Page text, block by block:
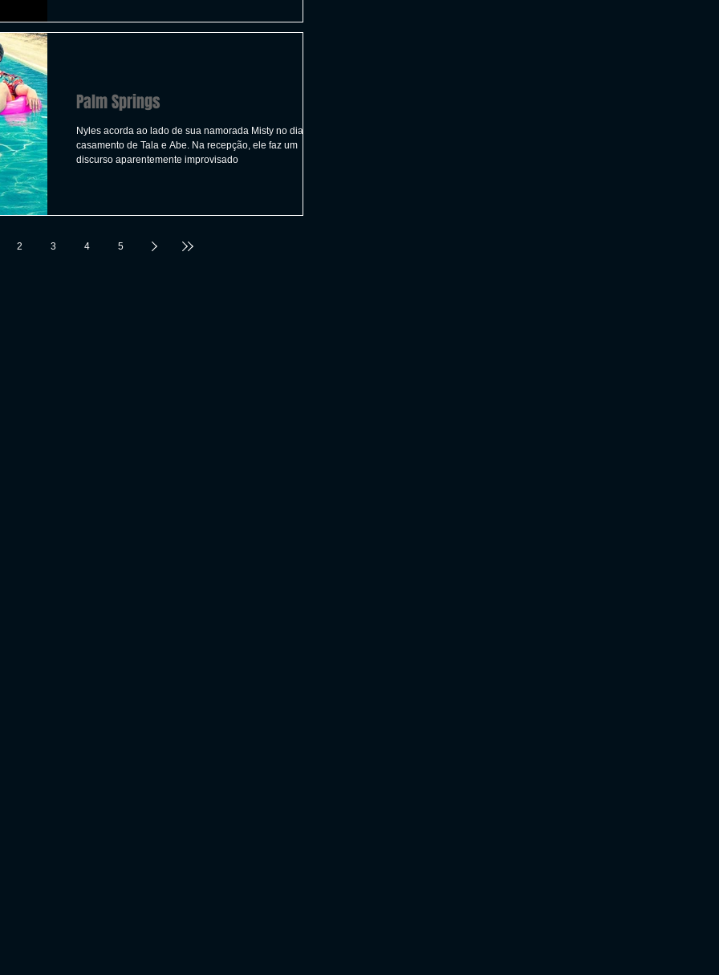
Palm Springs
Nyles acorda ao lado de sua namorada Misty no dia do
casamento de Tala e Abe. Na recepção, ele faz um
discurso aparentemente improvisado
2 3 4 5